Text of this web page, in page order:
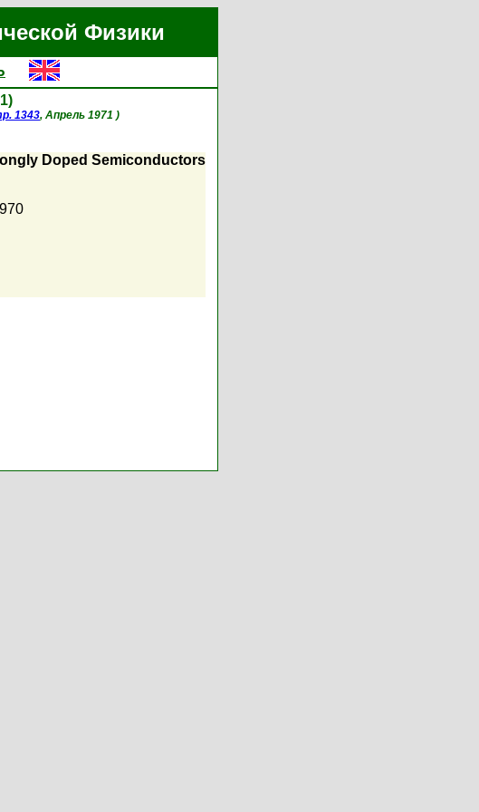
Физики
1343, Апрель 1971 )
Doped Semiconductors